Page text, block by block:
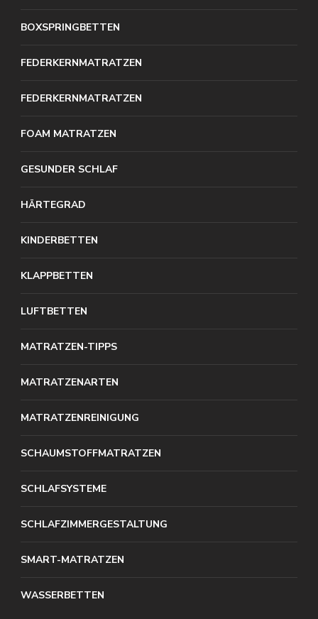
BOXSPRINGBETTEN
FEDERKERNMATRATZEN
FEDERKERNMATRATZEN
FOAM MATRATZEN
GESUNDER SCHLAF
HÄRTEGRAD
KINDERBETTEN
KLAPPBETTEN
LUFTBETTEN
MATRATZEN-TIPPS
MATRATZENARTEN
MATRATZENREINIGUNG
SCHAUMSTOFFMATRATZEN
SCHLAFSYSTEME
SCHLAFZIMMERGESTALTUNG
SMART-MATRATZEN
WASSERBETTEN